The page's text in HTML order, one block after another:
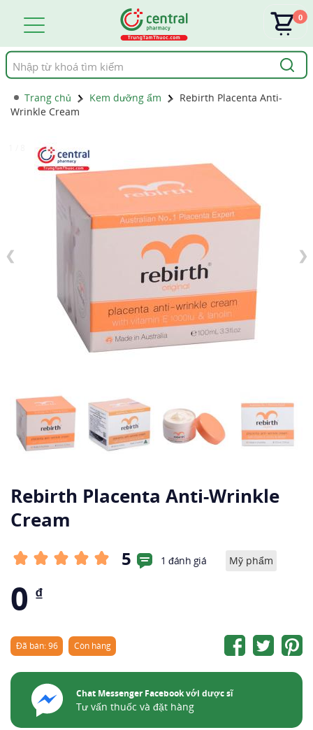
Tìm
kiếm
0
Trang chủ Kem dưỡng ẩm
Rebirth Placenta Anti-
Wrinkle Cream
❮ ❯
Rebirth Placenta Anti-Wrinkle
Cream
5 1 đánh giá Mỹ phẩm
0 ₫
Đã bán: 96 Còn hàng
Chat Messenger Facebook với dược sĩ
Tư vấn thuốc và đặt hàng